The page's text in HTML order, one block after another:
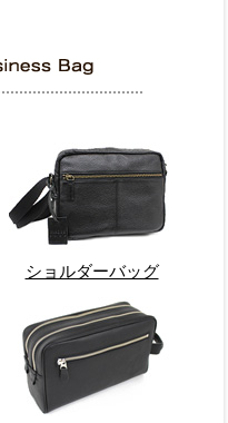
ショルダーバッグ